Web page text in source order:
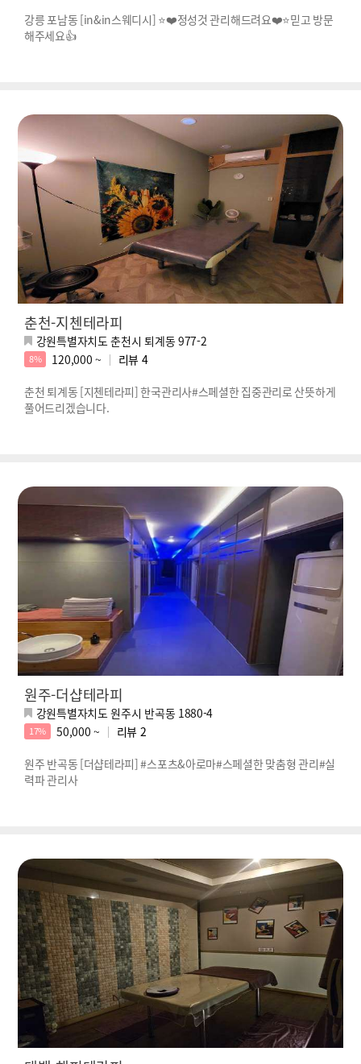
강릉 포남동 [in&in스웨디시] ⭐❤️정성것 관리해드려요❤️⭐믿고 방문
해주세요👍
춘천-지첸테라피
강원특별자치도 춘천시 퇴계동 977-2
8% 120,000 ~ 리뷰 4
춘천 퇴계동 [지첸테라피] 한국관리사#스페셜한 집중관리로 산뜻하게
풀어드리겠습니다.
원주-더샵테라피
강원특별자치도 원주시 반곡동 1880-4
17% 50,000 ~ 리뷰 2
원주 반곡동 [더샵테라피] #스포츠&아로마#스페셜한 맞춤형 관리#실
력파 관리사